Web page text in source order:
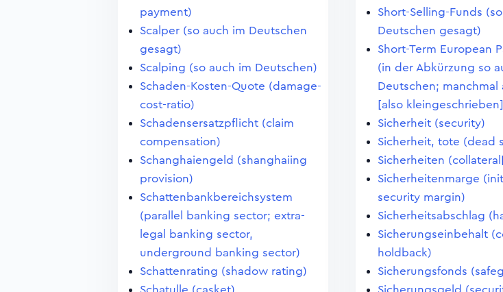
payment)
Scalper (so auch im Deutschen
gesagt)
Scalping (so auch im Deutschen)
Schaden-Kosten-Quote (damage-
cost-ratio)
Schadensersatzpflicht (claim
compensation)
Schanghaiengeld (shanghaiing
provision)
Schattenbankbereichsystem
(parallel banking sector; extra-
legal banking sector,
underground banking sector)
Schattenrating (shadow rating)
Schatulle (casket)
Short-Selling-Funds
Deutschen gesagt)
Short-Term European
(in der Abkürzung so
Deutschen; manchmal
[also
Sicherheit (security)
Sicherheit, tote (dead
Sicherheiten
Sicherheitenmarge
security margin)
Sicherheitsabschlag
Sicherungseinbehalt
holdback)
Sicherungsfonds
Sicherungsgeld